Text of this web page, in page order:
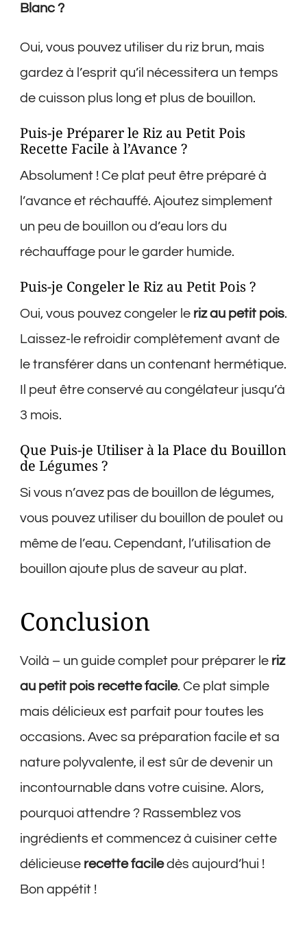
Blanc ?
Oui, vous pouvez utiliser du riz brun, mais
gardez à l’esprit qu’il nécessitera un temps
de cuisson plus long et plus de bouillon.
Puis-je Préparer le Riz au Petit Pois
Recette Facile à l’Avance ?
Absolument ! Ce plat peut être préparé à
l’avance et réchauffé. Ajoutez simplement
un peu de bouillon ou d’eau lors du
réchauffage pour le garder humide.
Puis-je Congeler le Riz au Petit Pois ?
Oui, vous pouvez congeler le riz au petit pois.
Laissez-le refroidir complètement avant de
le transférer dans un contenant hermétique.
Il peut être conservé au congélateur jusqu’à
3 mois.
Que Puis-je Utiliser à la Place du Bouillon
de Légumes ?
Si vous n’avez pas de bouillon de légumes,
vous pouvez utiliser du bouillon de poulet ou
même de l’eau. Cependant, l’utilisation de
bouillon ajoute plus de saveur au plat.
Conclusion
Voilà – un guide complet pour préparer le riz
au petit pois recette facile. Ce plat simple
mais délicieux est parfait pour toutes les
occasions. Avec sa préparation facile et sa
nature polyvalente, il est sûr de devenir un
incontournable dans votre cuisine. Alors,
pourquoi attendre ? Rassemblez vos
ingrédients et commencez à cuisiner cette
délicieuse recette faciledès aujourd’hui !
Bon appétit !